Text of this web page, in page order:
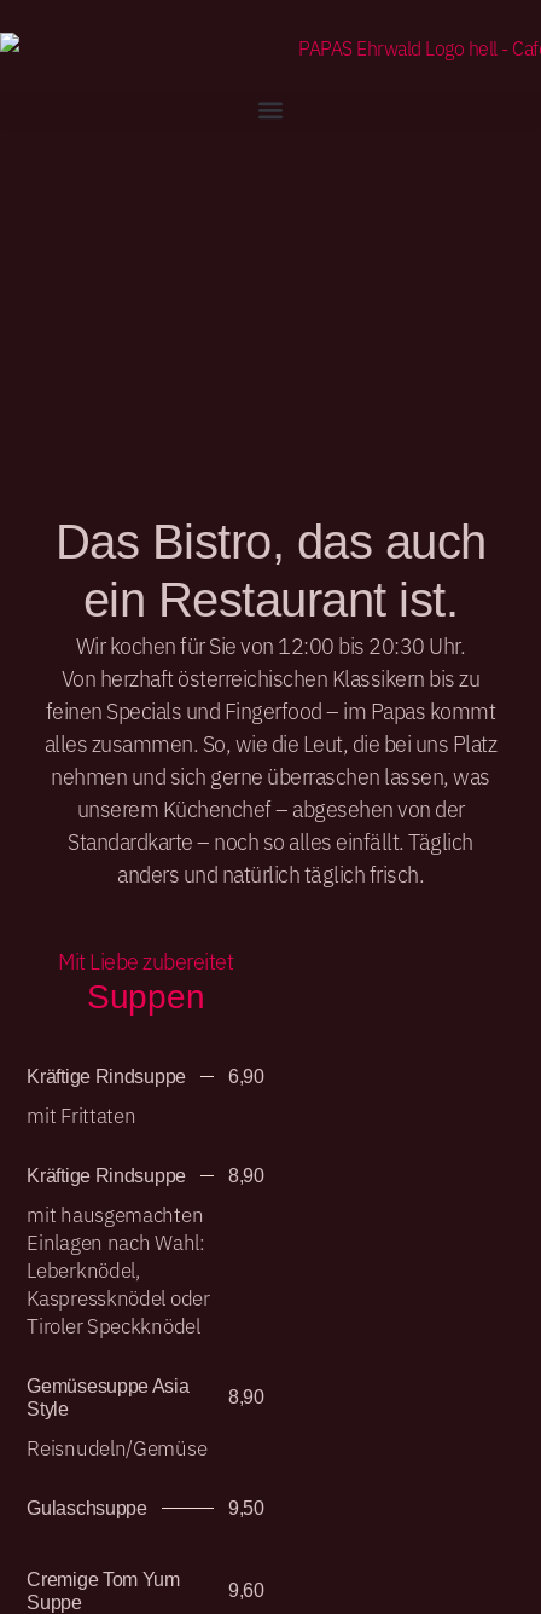
Das Bistro, das auch
ein Restaurant ist.
Wir kochen für Sie von 12:00 bis 20:30 Uhr.
Von herzhaft österreichischen Klassikern bis zu
feinen Specials und Fingerfood – im Papas kommt
alles zusammen. So, wie die Leut, die bei uns Platz
nehmen und sich gerne überraschen lassen, was
unserem Küchenchef – abgesehen von der
Standardkarte – noch so alles einfällt. Täglich
anders und natürlich täglich frisch.
Mit Liebe zubereitet
Suppen
Kräftige Rindsuppe 6,90
mit Frittaten
Kräftige Rindsuppe 8,90
mit hausgemachten
Einlagen nach Wahl:
Leberknödel,
Kaspressknödel oder
Tiroler Speckknödel
Gemüsesuppe Asia
Style
8,90
Reisnudeln/Gemüse
Gulaschsuppe 9,50
Cremige Tom Yum
Suppe
9,60